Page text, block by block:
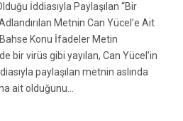
İddiasıyla Paylaşılan “Bir
Metnin Can Yücel’e Ait
Konu İfadeler Metin
bir virüs gibi yayılan, Can Yücel’in
paylaşılan metnin aslında
ait olduğunu…